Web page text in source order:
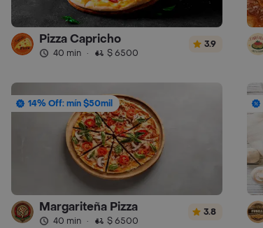
Pizza Capricho
40 min · $ 6500
3.9
14% Off: mín $50mil
Margariteña Pizza
40 min · $ 6500
3.8